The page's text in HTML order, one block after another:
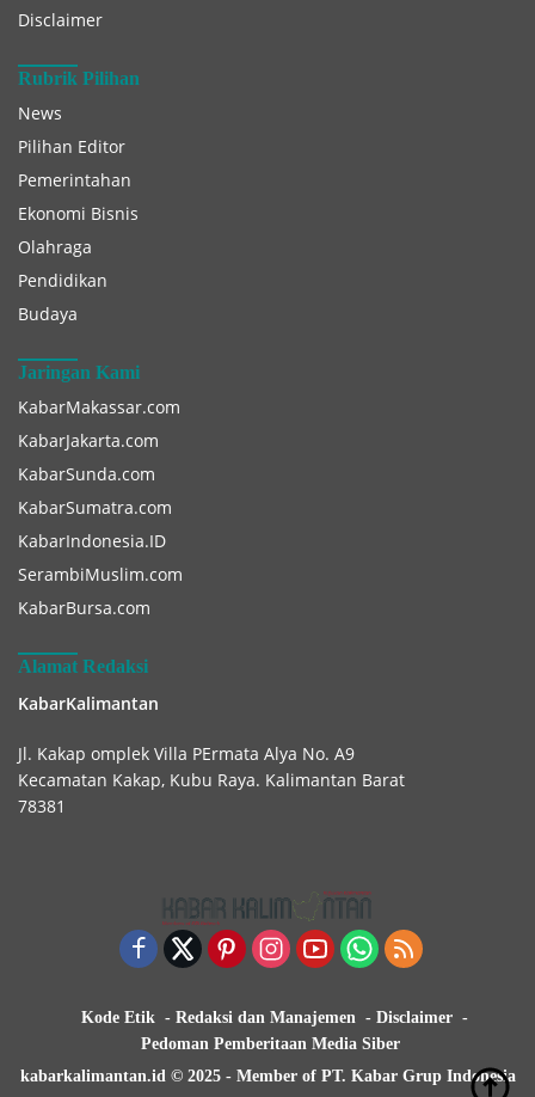
Disclaimer
Rubrik Pilihan
News
Pilihan Editor
Pemerintahan
Ekonomi Bisnis
Olahraga
Pendidikan
Budaya
Jaringan Kami
KabarMakassar.com
KabarJakarta.com
KabarSunda.com
KabarSumatra.com
KabarIndonesia.ID
SerambiMuslim.com
KabarBursa.com
Alamat Redaksi
KabarKalimantan
Jl. Kakap omplek Villa PErmata Alya No. A9
Kecamatan Kakap, Kubu Raya. Kalimantan Barat
78381
Kode Etik Redaksi dan Manajemen
Disclaimer
Pedoman Pemberitaan Media Siber
kabarkalimantan.id © 2025 - Member of PT. Kabar Grup Indonesia